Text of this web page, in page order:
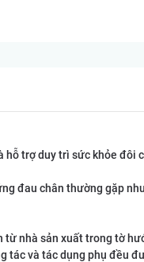
hỗ trợ duy trì sức khỏe đôi
đau chân thường gặp
nhà sản xuất trong tờ
tác và tác dụng phụ đều